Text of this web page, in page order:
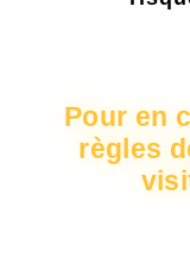
Pour en
règles